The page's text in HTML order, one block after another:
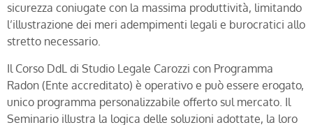
sicurezza coniugate con la massima produttività, limitando
l’illustrazione dei meri adempimenti legali e burocratici allo
stretto necessario.
Il Corso DdL di Studio Legale Carozzi con Programma
Radon (Ente accreditato) è operativo e può essere erogato,
unico programma personalizzabile offerto sul mercato. Il
Seminario illustra la logica delle soluzioni adottate, la loro